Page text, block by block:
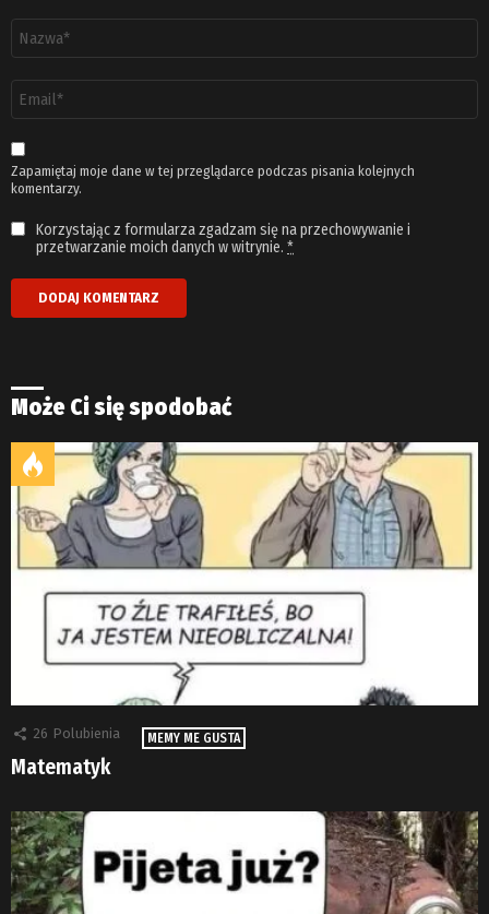
email
*
Zapamiętaj moje dane w tej przeglądarce podczas pisania kolejnych
komentarzy.
Korzystając z formularza zgadzam się na przechowywanie i
przetwarzanie moich danych w witrynie. *
Może Ci się spodobać
26 Polubienia MEMY ME GUSTA
Matematyk